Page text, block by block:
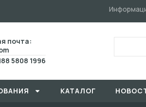
почта:
5808 1996
КАТАЛОГ